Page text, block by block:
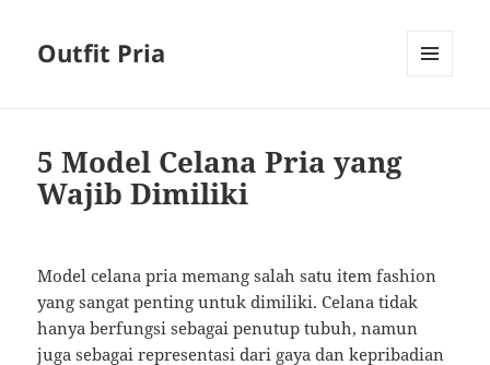
Outfit Pria
5 Model Celana Pria yang
Wajib Dimiliki
Model celana pria memang salah satu item fashion
yang sangat penting untuk dimiliki. Celana tidak
hanya berfungsi sebagai penutup tubuh, namun
juga sebagai representasi dari gaya dan kepribadian